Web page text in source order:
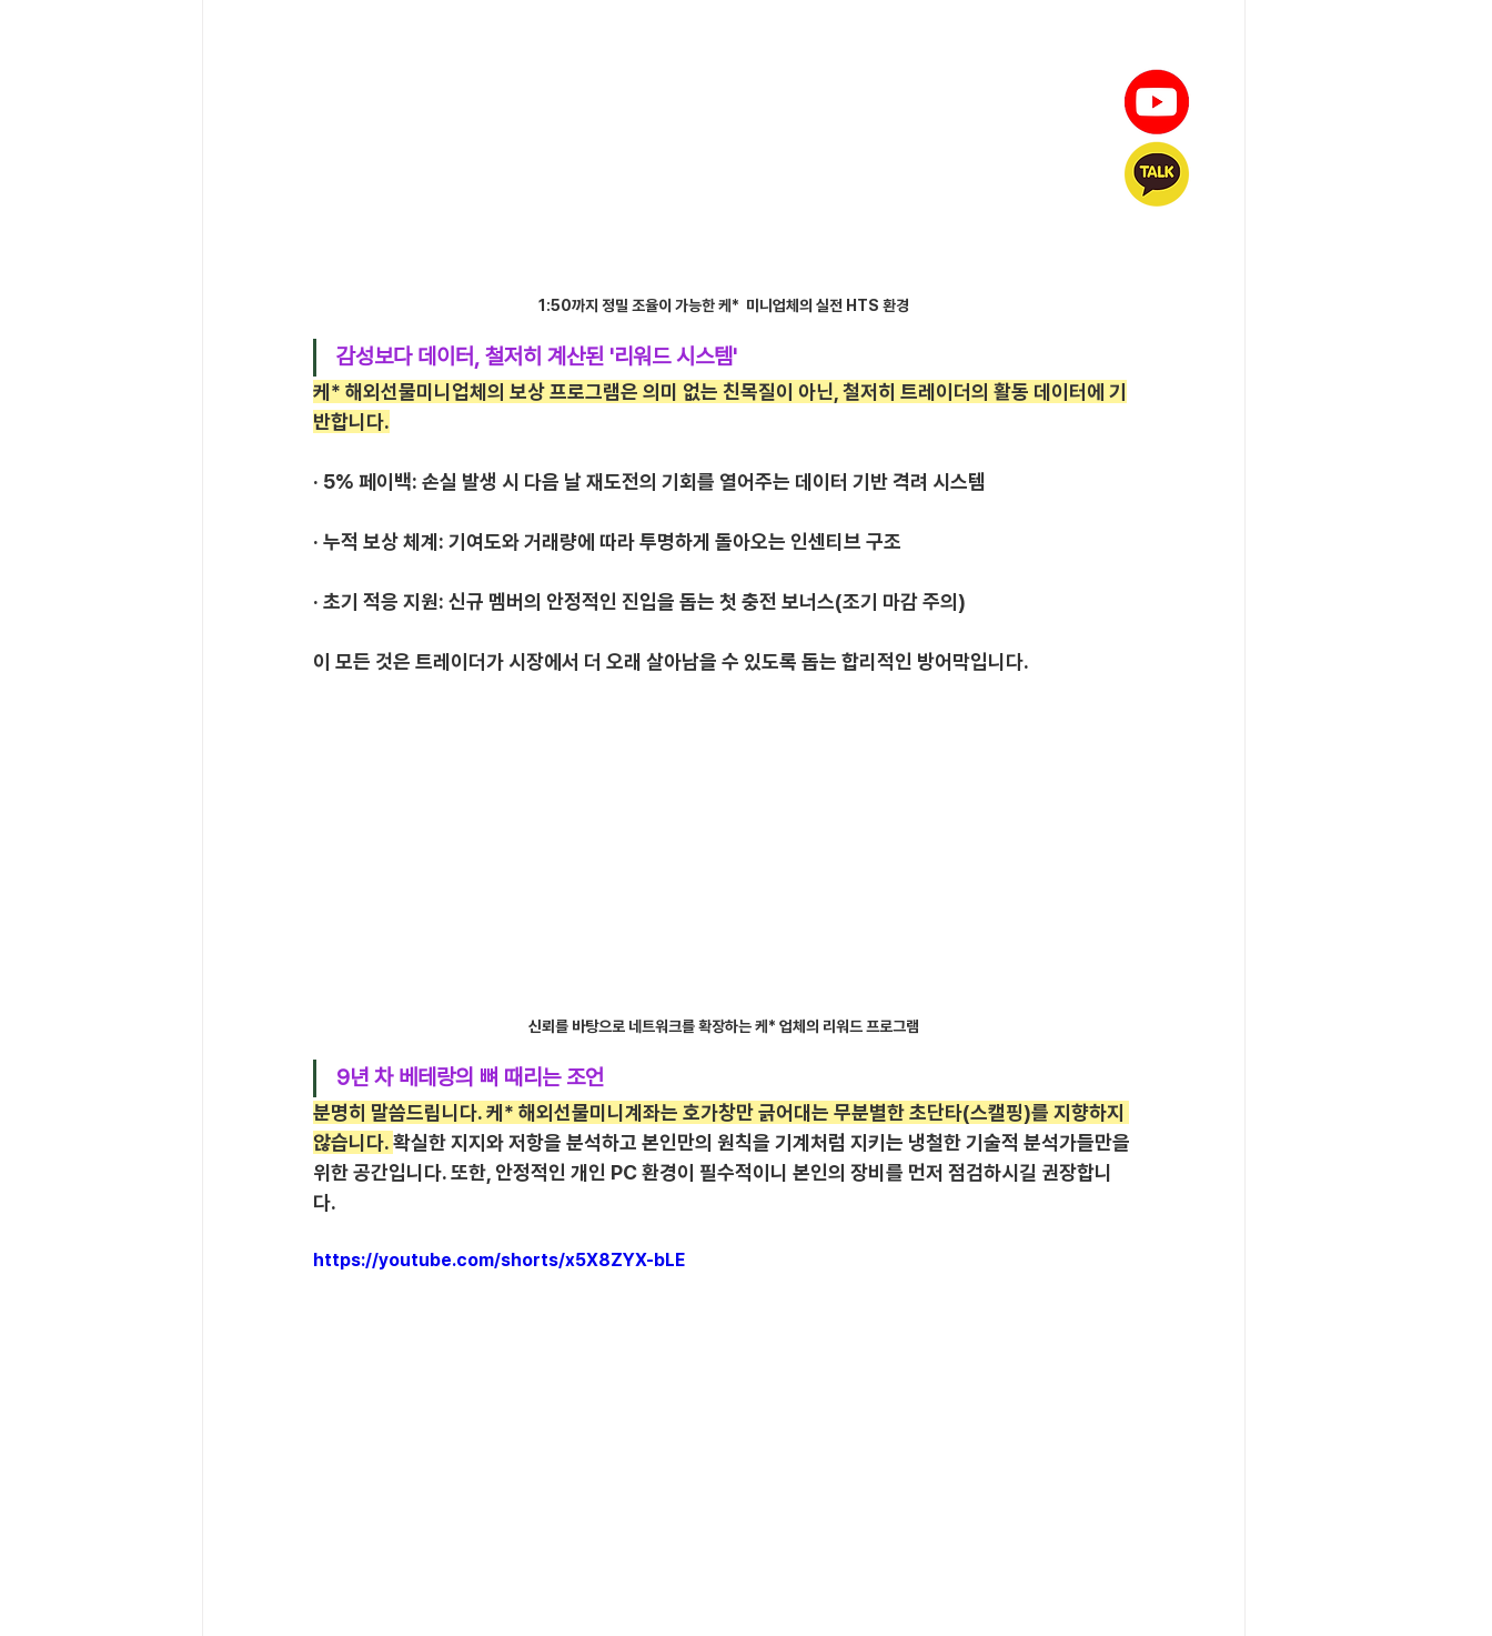
1:50까지 정밀 조율이 가능한 케*  미니업체의 실전 HTS 환경
감성보다 데이터, 철저히 계산된 '리워드 시스템'
케* 해외선물미니업체의 보상 프로그램은 의미 없는 친목질이 아닌, 철저히 트레이더의 활동 데이터에 기
반합니다.
· 5% 페이백: 손실 발생 시 다음 날 재도전의 기회를 열어주는 데이터 기반 격려 시스템
· 누적 보상 체계: 기여도와 거래량에 따라 투명하게 돌아오는 인센티브 구조
· 초기 적응 지원: 신규 멤버의 안정적인 진입을 돕는 첫 충전 보너스(조기 마감 주의)
이 모든 것은 트레이더가 시장에서 더 오래 살아남을 수 있도록 돕는 합리적인 방어막입니다.
신뢰를 바탕으로 네트워크를 확장하는 케* 업체의 리워드 프로그램
9년 차 베테랑의 뼈 때리는 조언
분명히 말씀드립니다. 케* 해외선물미니계좌는 호가창만 긁어대는 무분별한 초단타(스캘핑)를 지향하지
않습니다. 확실한 지지와 저항을 분석하고 본인만의 원칙을 기계처럼 지키는 냉철한 기술적 분석가들만을
위한 공간입니다. 또한, 안정적인 개인 PC 환경이 필수적이니 본인의 장비를 먼저 점검하시길 권장합니
다.
https://youtube.com/shorts/x5X8ZYX-bLE